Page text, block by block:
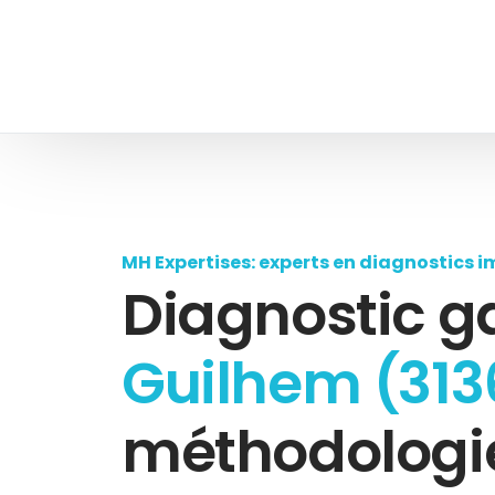
MH Expertises: experts en diagnostics
Diagnostic
Guilhem